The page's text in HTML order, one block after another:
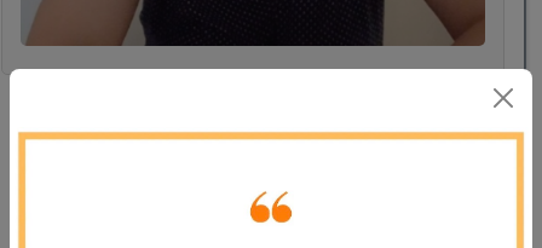
Merhaba, ben Filiz Eser; Uludağ Üniversitesi, Fen-
Edebiyat Fakültesi ,Fizik Bölümü mezunuyum.